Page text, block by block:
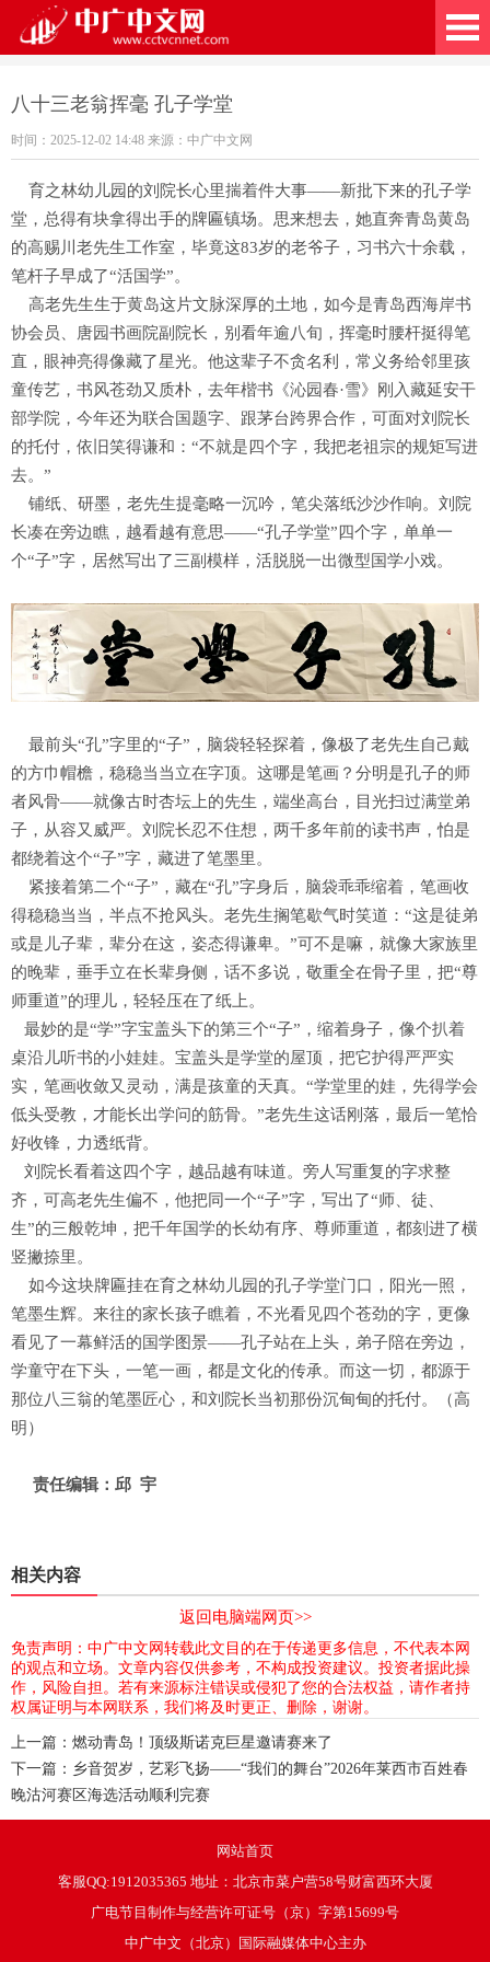
八十三老翁挥毫 孔子学堂
时间：2025-12-02 14:48 来源：中广中文网
育之林幼儿园的刘院长心里揣着件大事——新批下来的孔子学
堂，总得有块拿得出手的牌匾镇场。思来想去，她直奔青岛黄岛
的高赐川老先生工作室，毕竟这83岁的老爷子，习书六十余载，
笔杆子早成了“活国学”。
高老先生生于黄岛这片文脉深厚的土地，如今是青岛西海岸书
协会员、唐园书画院副院长，别看年逾八旬，挥毫时腰杆挺得笔
直，眼神亮得像藏了星光。他这辈子不贪名利，常义务给邻里孩
童传艺，书风苍劲又质朴，去年楷书《沁园春·雪》刚入藏延安干
部学院，今年还为联合国题字、跟茅台跨界合作，可面对刘院长
的托付，依旧笑得谦和：“不就是四个字，我把老祖宗的规矩写进
去。”
铺纸、研墨，老先生提毫略一沉吟，笔尖落纸沙沙作响。刘院
长凑在旁边瞧，越看越有意思——“孔子学堂”四个字，单单一
个“子”字，居然写出了三副模样，活脱脱一出微型国学小戏。
最前头“孔”字里的“子”，脑袋轻轻探着，像极了老先生自己戴
的方巾帽檐，稳稳当当立在字顶。这哪是笔画？分明是孔子的师
者风骨——就像古时杏坛上的先生，端坐高台，目光扫过满堂弟
子，从容又威严。刘院长忍不住想，两千多年前的读书声，怕是
都绕着这个“子”字，藏进了笔墨里。
紧接着第二个“子”，藏在“孔”字身后，脑袋乖乖缩着，笔画收
得稳稳当当，半点不抢风头。老先生搁笔歇气时笑道：“这是徒弟
或是儿子辈，辈分在这，姿态得谦卑。”可不是嘛，就像大家族里
的晚辈，垂手立在长辈身侧，话不多说，敬重全在骨子里，把“尊
师重道”的理儿，轻轻压在了纸上。
最妙的是“学”字宝盖头下的第三个“子”，缩着身子，像个扒着
桌沿儿听书的小娃娃。宝盖头是学堂的屋顶，把它护得严严实
实，笔画收敛又灵动，满是孩童的天真。“学堂里的娃，先得学会
低头受教，才能长出学问的筋骨。”老先生这话刚落，最后一笔恰
好收锋，力透纸背。
刘院长看着这四个字，越品越有味道。旁人写重复的字求整
齐，可高老先生偏不，他把同一个“子”字，写出了“师、徒、
生”的三般乾坤，把千年国学的长幼有序、尊师重道，都刻进了横
竖撇捺里。
如今这块牌匾挂在育之林幼儿园的孔子学堂门口，阳光一照，
笔墨生辉。来往的家长孩子瞧着，不光看见四个苍劲的字，更像
看见了一幕鲜活的国学图景——孔子站在上头，弟子陪在旁边，
学童守在下头，一笔一画，都是文化的传承。而这一切，都源于
那位八三翁的笔墨匠心，和刘院长当初那份沉甸甸的托付。（高
明）
责任编辑：邱 宇
相关内容
返回电脑端网页>>
免责声明：中广中文网转载此文目的在于传递更多信息，不代表本网
的观点和立场。文章内容仅供参考，不构成投资建议。投资者据此操
作，风险自担。若有来源标注错误或侵犯了您的合法权益，请作者持
权属证明与本网联系，我们将及时更正、删除，谢谢。
上一篇： 燃动青岛！顶级斯诺克巨星邀请赛来了
下一篇： 乡音贺岁，艺彩飞扬——“我们的舞台”2026年莱西市百姓春
晚沽河赛区海选活动顺利完赛
网站首页
客服QQ:1912035365 地址：北京市菜户营58号财富西环大厦
广电节目制作与经营许可证号（京）字第15699号
中广中文（北京）国际融媒体中心主办